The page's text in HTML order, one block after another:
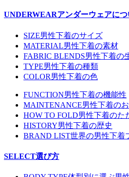
UNDERWEARアンダーウェアにつ
SIZE男性下着のサイズ
MATERIAL男性下着の素材
FABRIC BLENDS男性下着の
TYPE男性下着の種類
COLOR男性下着の色
FUNCTION男性下着の機能性
MAINTENANCE男性下着の
HOW TO FOLD男性下着のた
HISTORY男性下着の歴史
BRAND LIST世界の男性下着
SELECT選び方